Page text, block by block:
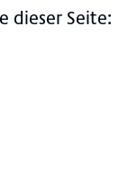
dieser Seite: